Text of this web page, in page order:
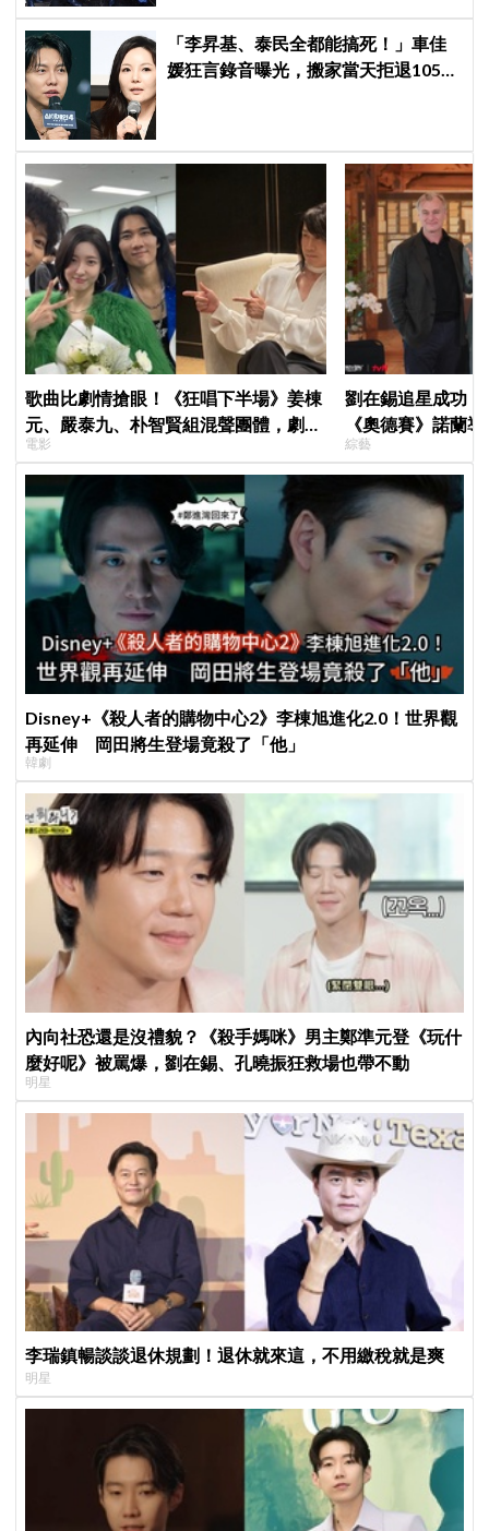
「李昇基、泰民全都能搞死！」車佳
媛狂言錄音曝光，搬家當天拒退105億
歌曲比劇情搶眼！《狂唱下半場》姜棟
元、嚴泰九、朴智賢組混聲團體，劇中
曲《Love Is》超洗腦
電影
劉在錫追星成功
《奧德賽》諾蘭
比YA幸福笑容藏
綜藝
Disney+《殺人者的購物中心2》李棟旭進化2.0！世界觀
再延伸 岡田將生登場竟殺了「他」
韓劇
內向社恐還是沒禮貌？《殺手媽咪》男主鄭準元登《玩什
麼好呢》被罵爆，劉在錫、孔曉振狂救場也帶不動
明星
李瑞鎮暢談談退休規劃！退休就來這，不用繳稅就是爽
明星